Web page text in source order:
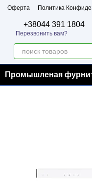
Оферта Политика
+38044 391 1804
Перезвонить вам?
Промышленая